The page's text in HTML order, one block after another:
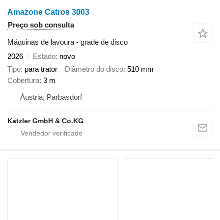
Amazone Catros 3003
Preço sob consulta
Máquinas de lavoura - grade de disco
2026
Estado novo
Tipo para trator Diâmetro do disco 510 mm
Cobertura 3 m
Áustria, Parbasdorf
Katzler GmbH & Co.KG